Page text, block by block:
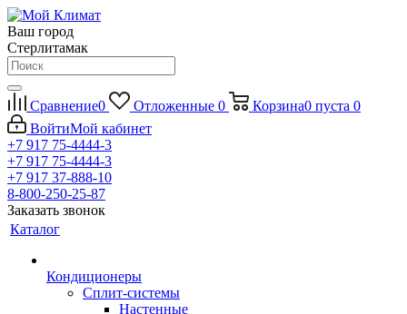
Ваш город
Стерлитамак
Сравнение0 Отложенные 0 Корзина0 пуста 0
ВойтиМой кабинет
+7 917 75-4444-3
+7 917 75-4444-3
+7 917 37-888-10
8-800-250-25-87
Заказать звонок
Каталог
Кондиционеры
Сплит-системы
Настенные